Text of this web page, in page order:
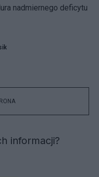
nadmiernego deficytu
informacji?